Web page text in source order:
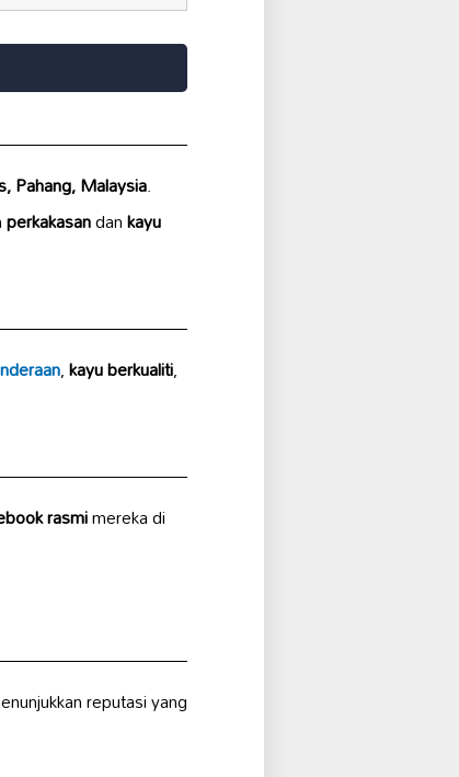
Pahang, Malaysia.
perkakasandankayu
,kayu berkualiti,
rasmimereka di
reputasi yang